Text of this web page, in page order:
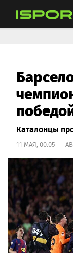
Каталонцы
11 МАЯ, 00:05